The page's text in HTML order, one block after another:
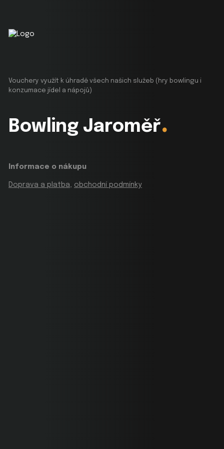
Vouchery využít k úhradě všech našich služeb (hry bowlingu i
konzumace jídel a nápojů)
Bowling Jaroměř.
Informace o nákupu
Doprava a platba obchodní podmínky